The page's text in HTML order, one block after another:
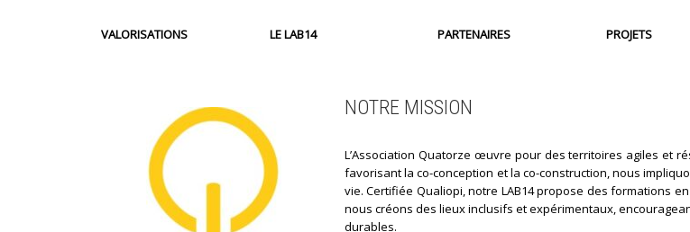
VALORISATIONS LE LAB14 PARTENAIRES PROJETS
NOTRE MISSION
L’Association Quatorze œuvre pour des territoires agiles et
favorisant la co-conception et la co-construction, nous
vie. Certifiée Qualiopi, notre LAB14 propose des formations
nous créons des lieux inclusifs et expérimentaux,
durables.